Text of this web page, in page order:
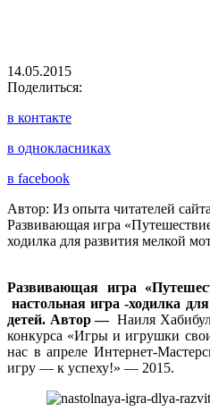
14.05.2015
Поделиться:
в контакте
в однокласниках
в facebook
Автор: Из опыта читателей сайта
Развивающая игра
ходилка для развития мелкой
Развивающая игра
настольная игра -ходилка
детей. Автор — Наиля
конкурса «Игры и игрушки
нас в апреле Интернет-
игру — к успеху!» — 2015.